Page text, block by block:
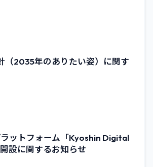
（2035年のありたい姿）に関す
ットフォーム「Kyoshin Digital
設に関するお知らせ